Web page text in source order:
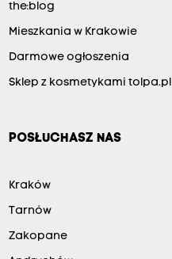
the:blog
Mieszkania w Krakowie
Darmowe ogłoszenia
Sklep z kosmetykami tolpa.pl
POSŁUCHASZ NAS
Kraków
Tarnów
Zakopane